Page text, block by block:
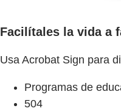
Facilítales la vida a
Usa Acrobat Sign para
Programas de
504